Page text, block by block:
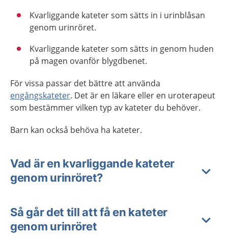
Kvarliggande kateter som sätts in i urinblåsan
genom urinröret.
Kvarliggande kateter som sätts in genom huden
på magen ovanför blygdbenet.
För vissa passar det bättre att använda
engångskateter. Det är en läkare eller en uroterapeut
som bestämmer vilken typ av kateter du behöver.
Barn kan också behöva ha kateter.
Vad är en kvarliggande kateter
genom urinröret?
Så går det till att få en kateter
genom urinröret